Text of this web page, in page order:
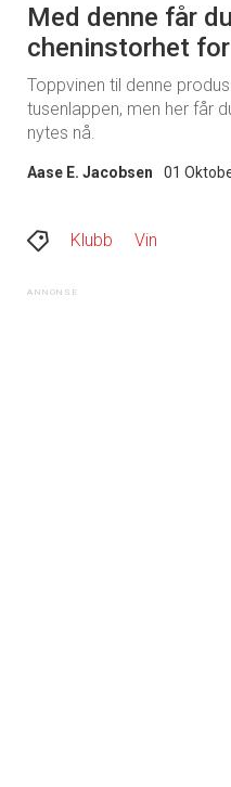
Med denne får
cheninstorhet
Toppvinen til denne
tusenlappen, men her får
nytes nå.
Aase E. Jacobsen 01
Klubb Vin